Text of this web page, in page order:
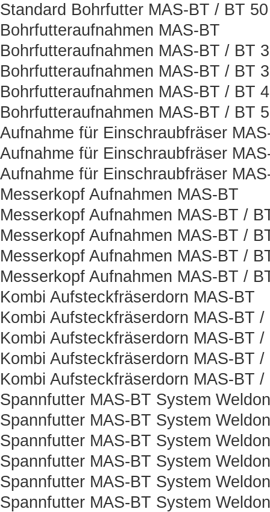
Standard Bohrfutter MAS-BT / BT 50
Bohrfutteraufnahmen MAS-BT
Bohrfutteraufnahmen MAS-BT / BT
Bohrfutteraufnahmen MAS-BT / BT
Bohrfutteraufnahmen MAS-BT / BT
Bohrfutteraufnahmen MAS-BT / BT
Aufnahme für Einschraubfräser
Aufnahme für Einschraubfräser
Aufnahme für Einschraubfräser
Messerkopf Aufnahmen MAS-BT
Messerkopf Aufnahmen MAS-BT /
Messerkopf Aufnahmen MAS-BT /
Messerkopf Aufnahmen MAS-BT /
Messerkopf Aufnahmen MAS-BT /
Kombi Aufsteckfräserdorn MAS-BT
Kombi Aufsteckfräserdorn MAS-BT /
Kombi Aufsteckfräserdorn MAS-BT /
Kombi Aufsteckfräserdorn MAS-BT /
Kombi Aufsteckfräserdorn MAS-BT /
Spannfutter MAS-BT System Weldon
Spannfutter MAS-BT System
Spannfutter MAS-BT System
Spannfutter MAS-BT System
Spannfutter MAS-BT System
Spannfutter MAS-BT System